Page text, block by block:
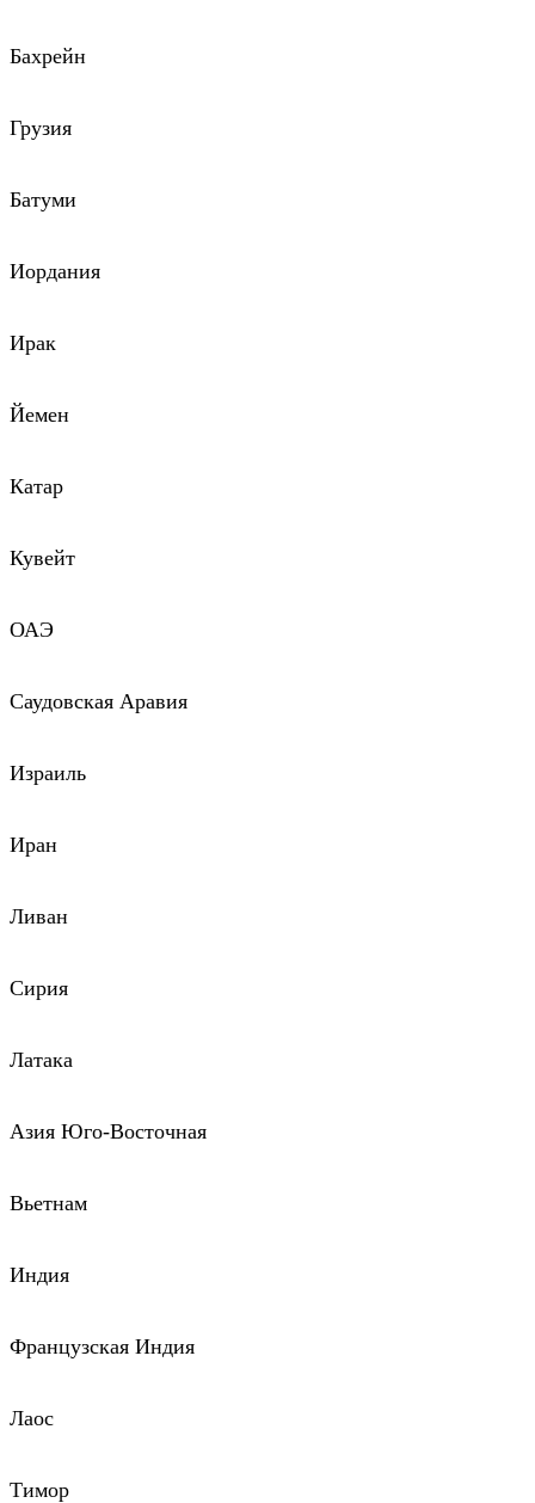
Бахрейн
Грузия
Батуми
Иордания
Ирак
Йемен
Катар
Кувейт
ОАЭ
Саудовская Аравия
Израиль
Иран
Ливан
Сирия
Латака
Азия Юго-Восточная
Вьетнам
Индия
Французская Индия
Лаос
Тимор